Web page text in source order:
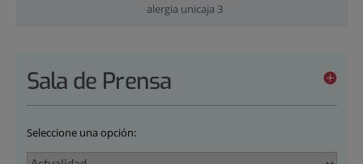
alergia unicaja 3
Sala de Prensa
Seleccione una opción: